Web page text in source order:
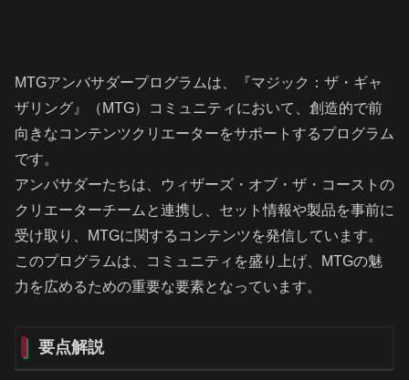
MTGアンバサダープログラムは、『マジック：ザ・ギャ
ザリング』（MTG）コミュニティにおいて、創造的で前
向きなコンテンツクリエーターをサポートするプログラム
です。
アンバサダーたちは、ウィザーズ・オブ・ザ・コーストの
クリエーターチームと連携し、セット情報や製品を事前に
受け取り、MTGに関するコンテンツを発信しています。
このプログラムは、コミュニティを盛り上げ、MTGの魅
力を広めるための重要な要素となっています。
要点解説